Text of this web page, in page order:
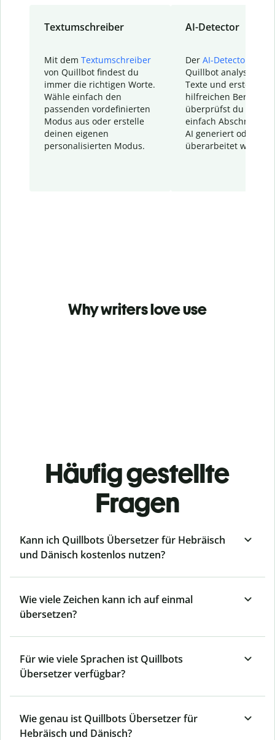
Textumschreiber
Mit dem Textumschreiber
von Quillbot findest du
immer die richtigen Worte.
Wähle einfach den
passenden vordefinierten
Modus aus oder erstelle
deinen eigenen
personalisierten Modus.
AI-Detector
Der AI-Detector
Quillbot analysiert
Texte und erstellt
hilfreichen Bericht.
überprüfst du
einfach Abschnitte,
AI generiert oder
überarbeitet wurden.
Why writers love use
Häufig gestellte
Fragen
Kann ich Quillbots Übersetzer für Hebräisch
und Dänisch kostenlos nutzen?
Wie viele Zeichen kann ich auf einmal
übersetzen?
Für wie viele Sprachen ist Quillbots
Übersetzer verfügbar?
Wie genau ist Quillbots Übersetzer für
Hebräisch und Dänisch?